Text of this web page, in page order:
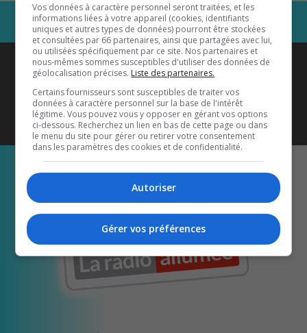
Coyote New Countryest diffusé
également sur1033 HD2
Écoutez-nous aussi sur…
Vos données à caractère personnel seront traitées, et les
informations liées à votre appareil (cookies, identifiants
uniques et autres types de données) pourront être stockées
et consultées par 66 partenaires, ainsi que partagées avec lui,
ou utilisées spécifiquement par ce site. Nos partenaires et
nous-mêmes sommes susceptibles d'utiliser des données de
géolocalisation précises. Liste des partenaires.
Certains fournisseurs sont susceptibles de traiter vos
données à caractère personnel sur la base de l'intérêt
légitime. Vous pouvez vous y opposer en gérant vos options
ci-dessous. Recherchez un lien en bas de cette page ou dans
le menu du site pour gérer ou retirer votre consentement
dans les paramètres des cookies et de confidentialité.
Autoriser
Gérer vos préférences